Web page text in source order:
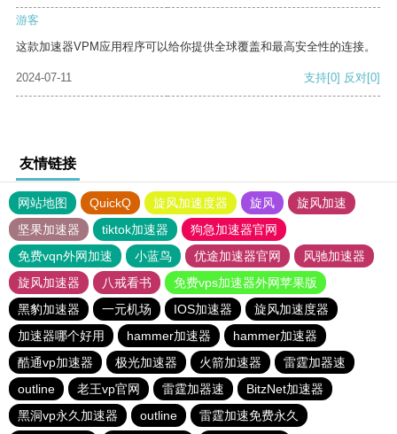
游客
这款加速器VPM应用程序可以给你提供全球覆盖和最高安全性的连接。
2024-07-11 支持[0] 反对[0]
友情链接
网站地图 QuickQ 旋风加速度器 旋风
旋风加速
坚果加速器
tiktok加速器
狗急加速器官网
免费vqn外网加速
小蓝鸟 优途加速器官网
风驰加速器
旋风加速器
八戒看书
免费vps加速器外网苹果版
黑豹加速器
一元机场 IOS加速器
旋风加速度器
加速器哪个好用
hammer加速器
hammer加速器
酷通vp加速器
极光加速器 火箭加速器
雷霆加器速
outline
老王vp官网 雷霆加器速
BitzNet加速器
黑洞vp永久加速器
outline
雷霆加速免费永久